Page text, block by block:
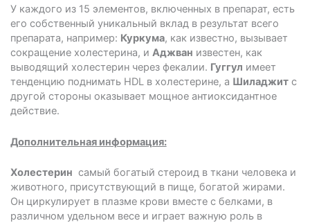
У каждого из 15 элементов, включенных в препарат, есть
его собственный уникальный вклад в результат всего
препарата, например: Куркума, как известно, вызывает
сокращение холестерина, и Аджван известен, как
выводящий холестерин через фекалии. Гуггул имеет
тенденцию поднимать HDL в холестерине, а Шиладжитс
другой стороны оказывает мощное антиоксидантное
действие.
Дополнительная информация:
Холестерин ­ самый богатый стероид в ткани человека и
животного, присутствующий в пище, богатой жирами.
Он циркулирует в плазме крови вместе с белками, в
различном удельном весе и играет важную роль в